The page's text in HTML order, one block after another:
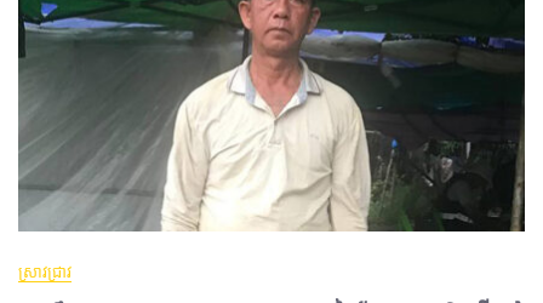
ស្រាវជ្រាវ